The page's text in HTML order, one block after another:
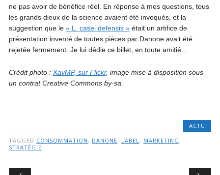
ne pas avoir de bénéfice réel. En réponse à mes questions, tous
les grands dieux de la science avaient été invoqués, et la
suggestion que le « L. casei defensis »était un artifice de
présentation inventé de toutes pièces par Danone avait été
rejetée fermement. Je lui dédie ce billet, en toute amitié…
Crédit photo : XavMP, sur Flickr, image mise à disposition sous
un contrat Creative Commons by-sa.
ACTU
TAGGED CONSOMMATION , DANONE, LABEL, MARKETING ,
STRATÉGIE